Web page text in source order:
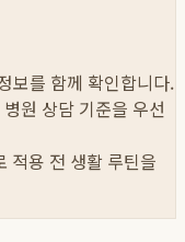
보를 함께 확인합니다.
원 상담 기준을 우선
적용 전 생활 루틴을